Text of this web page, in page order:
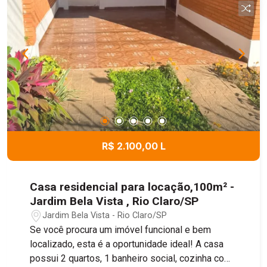
R$ 2.100,00 L
Casa residencial para locação,100m² -
Jardim Bela Vista , Rio Claro/SP
Jardim Bela Vista - Rio Claro/SP
Se você procura um imóvel funcional e bem
localizado, esta é a oportunidade ideal! A casa
possui 2 quartos, 1 banheiro social, cozinha com